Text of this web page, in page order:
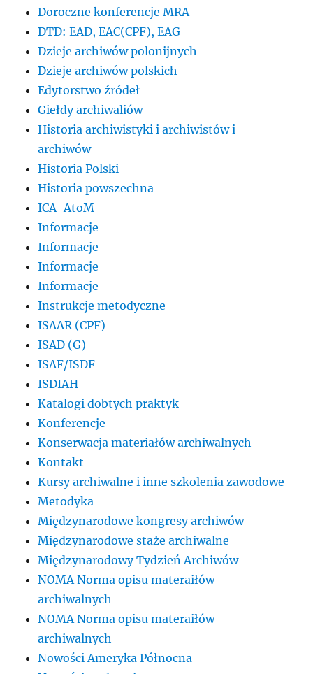
Doroczne konferencje MRA
DTD: EAD, EAC(CPF), EAG
Dzieje archiwów polonijnych
Dzieje archiwów polskich
Edytorstwo źródeł
Giełdy archiwaliów
Historia archiwistyki i archiwistów i
archiwów
Historia Polski
Historia powszechna
ICA-AtoM
Informacje
Informacje
Informacje
Informacje
Instrukcje metodyczne
ISAAR (CPF)
ISAD (G)
ISAF/ISDF
ISDIAH
Katalogi dobtych praktyk
Konferencje
Konserwacja materiałów archiwalnych
Kontakt
Kursy archiwalne i inne szkolenia zawodowe
Metodyka
Międzynarodowe kongresy archiwów
Międzynarodowe staże archiwalne
Międzynarodowy Tydzień Archiwów
NOMA Norma opisu materaiłów
archiwalnych
NOMA Norma opisu materaiłów
archiwalnych
Nowości Ameryka Północna